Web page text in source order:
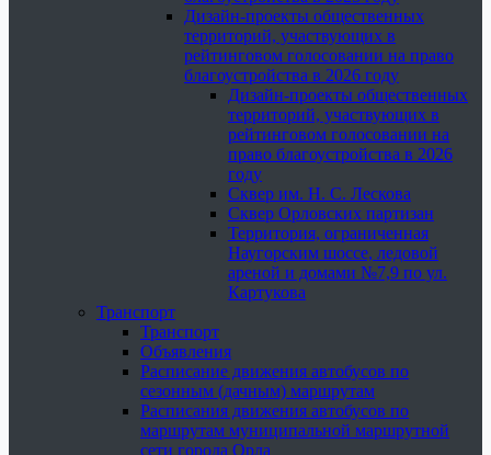
Дизайн-проекты общественных
территорий, участвующих в
рейтинговом голосовании на право
благоустройства в 2026 году
Дизайн-проекты общественных
территорий, участвующих в
рейтинговом голосовании на
право благоустройства в 2026
году
Сквер им. Н. С. Лескова
Сквер Орловских партизан
Территория, ограниченная
Наугорским шоссе, ледовой
ареной и домами №7,9 по ул.
Картукова
Транспорт
Транспорт
Объявления
Расписание движения автобусов по
сезонным (дачным) маршрутам
Расписания движения автобусов по
маршрутам муниципальной маршрутной
сети города Орла